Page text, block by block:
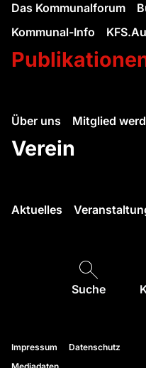
Das Kommunalforum
Kommunal-Info
Über uns Mitglied
Verein
Aktuelles
Suche
Impressum
Datenschutz